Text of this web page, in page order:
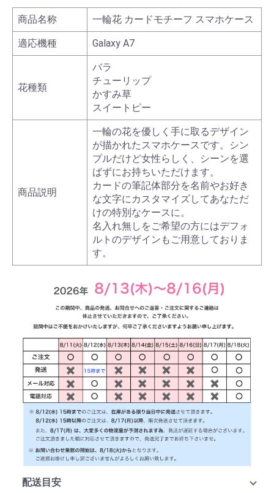
商品名称 一輪花 カードモチーフ スマホケース
適応機種 Galaxy A7
花種類
バラ
チューリップ
かすみ草
スイートピー
商品説明
一輪の花を優しく手に取るデザイン
が描かれたスマホケースです。シン
プルだけど女性らしく、シーンを選
ばずにお持ちいただけます。
カードの筆記体部分を名前やお好き
な文字にカスタマイズしてあなただ
けの特別なケースに。
名入れ無しをご希望の方にはデフォ
ルトのデザインもご用意しておりま
す。
配送目安